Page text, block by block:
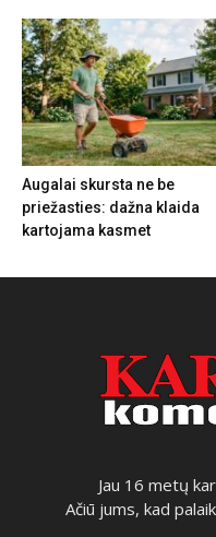
Augalai skursta ne be
priežasties: dažna klaida
kartojama kasmet
Jau 16 metų
Ačiū jums, kad